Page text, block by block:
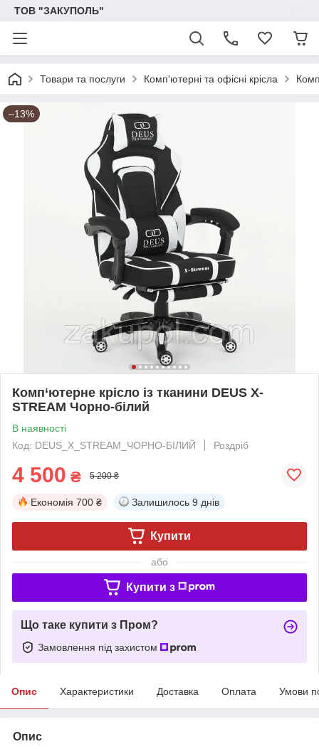
ТОВ "ЗАКУПОЛЬ"
Товари та послуги Комп'ютерні та офісні крісла
–13%
Комп‘ютерне крісло із тканини DEUS X-
STREAM Чорно-білий
В наявності
Код: DEUS_X_STREAM_ЧОРНО-БІЛИЙ
Роздріб
4 500 ₴ 5 200 ₴
Економія 700 ₴ Залишилось 9 днів
Купити
або
Купити з
Що таке купити з Пром?
Замовлення під захистом
Опис Характеристики Доставка Оплата Умови
Опис